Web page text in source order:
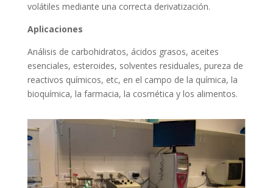
volátiles mediante una correcta derivatización.
Aplicaciones
Análisis de carbohidratos, ácidos grasos, aceites
esenciales, esteroides, solventes residuales, pureza de
reactivos químicos, etc, en el campo de la química, la
bioquímica, la farmacia, la cosmética y los alimentos.